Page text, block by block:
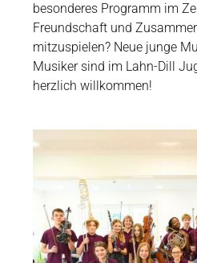
besonderes Programm im
Freundschaft und
mitzuspielen? Neue junge
Musiker sind im Lahn-Dill
herzlich willkommen!